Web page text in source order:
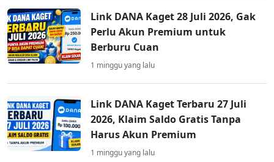
Link DANA Kaget 28 Juli 2026, Gak
Perlu Akun Premium untuk
Berburu Cuan
1 minggu yang lalu
Link DANA Kaget Terbaru 27 Juli
2026, Klaim Saldo Gratis Tanpa
Harus Akun Premium
1 minggu yang lalu